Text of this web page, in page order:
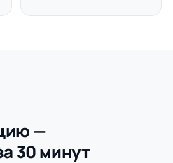
—
30 минут